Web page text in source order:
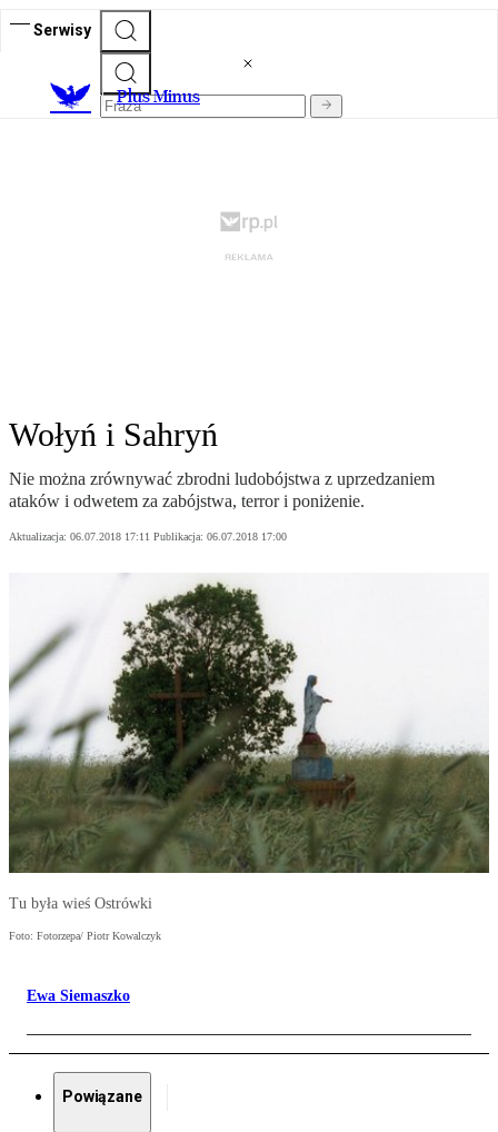
Serwisy
Plus Minus
Wołyń i Sahryń
Nie można zrównywać zbrodni ludobójstwa z uprzedzaniem
ataków i odwetem za zabójstwa, terror i poniżenie.
Aktualizacja: 06.07.2018 17:11 Publikacja: 06.07.2018 17:00
Tu była wieś Ostrówki
Foto: Fotorzepa/ Piotr Kowalczyk
Ewa Siemaszko
Powiązane